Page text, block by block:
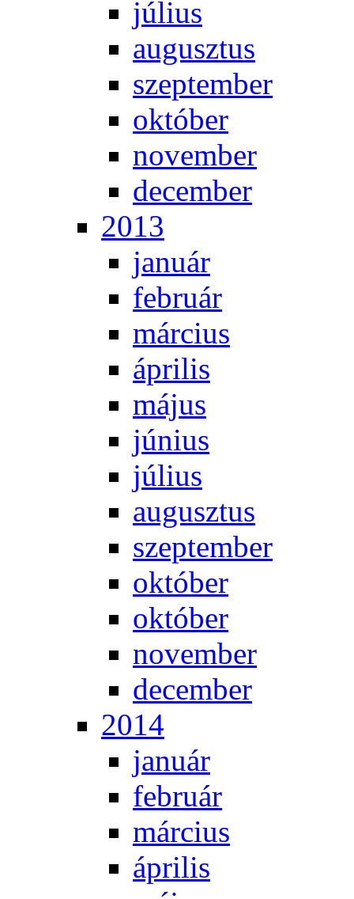
jú­li­us
au­gusz­tus
szep­tem­ber
ok­tó­ber
no­vem­ber
de­cem­ber
2013
ja­nu­ár
feb­ru­ár
már­ci­us
áp­ri­lis
má­jus
jú­ni­us
jú­li­us
au­gusz­tus
szep­tem­ber
ok­tó­ber
ok­tó­ber
no­vem­ber
de­cem­ber
2014
ja­nu­ár
feb­ru­ár
már­ci­us
áp­ri­lis